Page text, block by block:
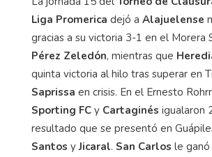
Liga Promerica dejó a Alajuelense
gracias a su victoria 3-1 en el Morera
Pérez Zeledón, mientras que
quinta victoria al hilo tras superar en
Saprissa en crisis. En el Ernesto
Sporting FC y Cartaginés igualaron
resultado que se presentó en
Santos yJicaral. San Carlos le